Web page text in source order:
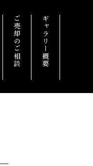
ご売却のご相談 ギャラリー概要